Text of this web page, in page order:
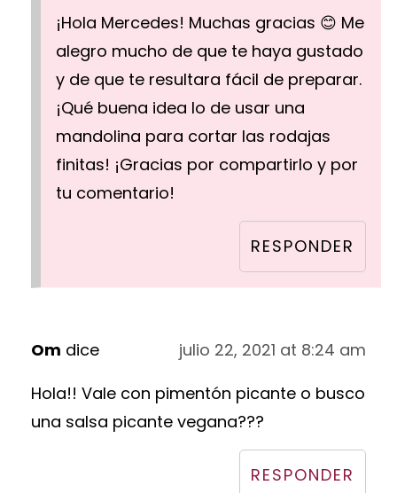
¡Hola Mercedes! Muchas gracias 😊 Me
alegro mucho de que te haya gustado
y de que te resultara fácil de preparar.
¡Qué buena idea lo de usar una
mandolina para cortar las rodajas
finitas! ¡Gracias por compartirlo y por
tu comentario!
RESPONDER
Om dice
julio 22, 2021 at 8:24 am
Hola!! Vale con pimentón picante o busco
una salsa picante vegana???
RESPONDER